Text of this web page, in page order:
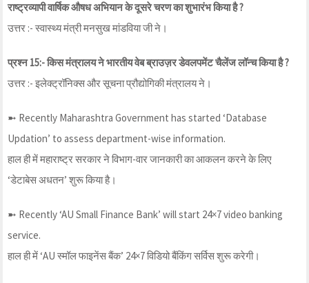
राष्ट्रव्यापी वार्षिक औषध अभियान के दूसरे चरण का शुभारंभ किया है ?
उत्तर :- स्वास्थ्य मंत्री मनसुख मांडविया जी ने।
प्रश्न 15:- किस मंत्रालय ने भारतीय वेब ब्राउज़र डेवलपमेंट चैलेंज लॉन्च किया है ?
उत्तर :- इलेक्ट्रॉनिक्स और सूचना प्रौद्योगिकी मंत्रालय ने।
➼ Recently Maharashtra Government has started ‘Database
Updation’ to assess department-wise information.
हाल ही में महाराष्ट्र सरकार ने विभाग-वार जानकारी का आकलन करने के लिए
‘डेटाबेस अधतन’ शुरू किया है।
➼ Recently ‘AU Small Finance Bank’ will start 24×7 video banking
service.
हाल ही में ‘AU स्मॉल फाइनेंस बैंक’ 24×7 विडियो बैंकिंग सर्विस शुरू करेगी।